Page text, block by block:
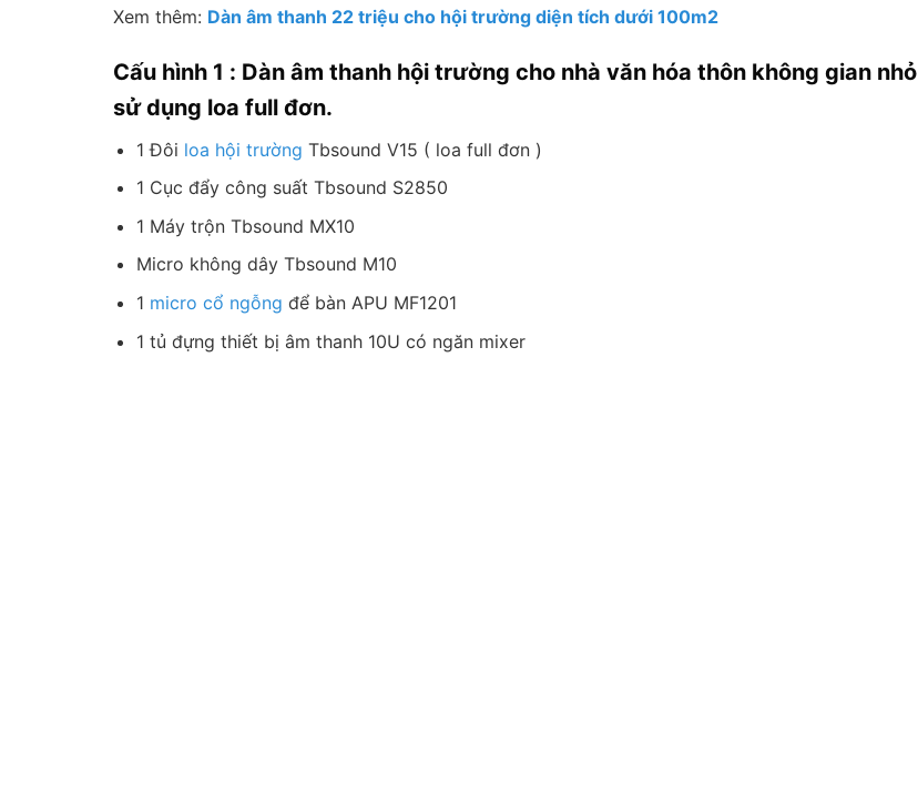
Xem thêm: Dàn âm thanh 22 triệu cho hội trường diện tích dưới 100m2
Cấu hình 1 : Dàn âm thanh hội trường cho nhà văn hóa thôn không gian nhỏ
sử dụng loa full đơn.
1 Đôi loa hội trường Tbsound V15 ( loa full đơn )
1 Cục đẩy công suất Tbsound S2850
1 Máy trộn Tbsound MX10
Micro không dây Tbsound M10
1 micro cổ ngỗng để bàn APU MF1201
1 tủ đựng thiết bị âm thanh 10U có ngăn mixer